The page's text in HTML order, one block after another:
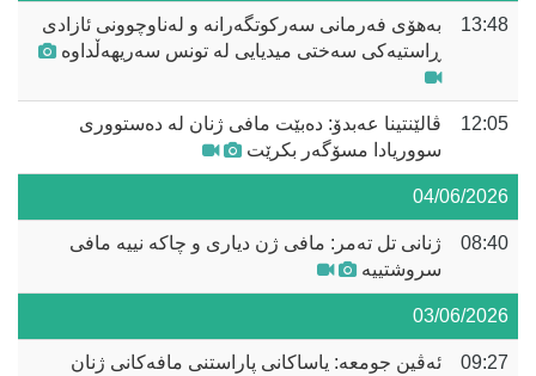
13:48
بەهۆی فەرمانی سەرکوتگەرانە و لەناوچوونی ئازادی
ڕاستیەکی سەختی میدیایی لە تونس سەریهەڵداوە
12:05
ڤالێنتینا عەبدۆ: دەبێت مافی ژنان لە دەستووری
سووریادا مسۆگەر بکرێت
04/06/2026
08:40
ژنانی تل تەمر: مافی ژن دیاری و چاکە نییە مافی
سروشتییە
03/06/2026
09:27
ئەڤین جومعە: یاساکانی پاراستنی مافەکانی ژنان